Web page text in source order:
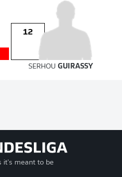
12
SERHOUGUIRASSY
it's meant to be